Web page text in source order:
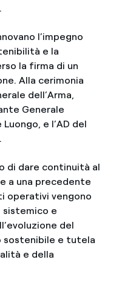
l’impegno
e la
la firma di un
Alla cerimonia
dell’Arma,
Generale
e l’AD del
di dare continuità al
a una precedente
operativi vengono
sistemico e
del
sostenibile e tutela
e della